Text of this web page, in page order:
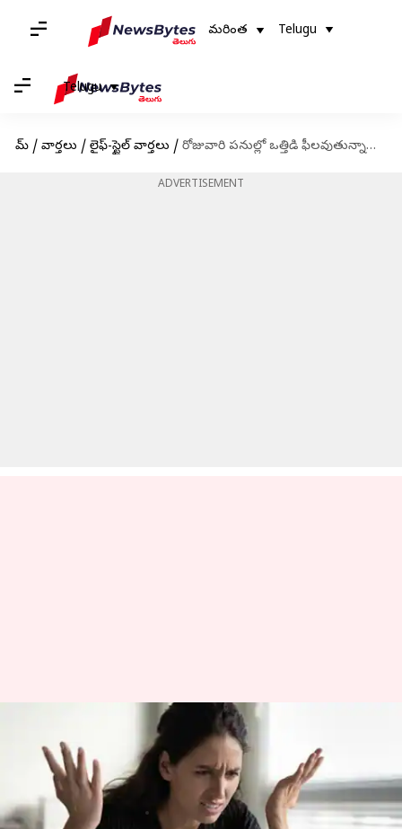
మరింత Telugu
Telugu
హోమ్ / వార్తలు / లైఫ్-స్టైల్ వార్తలు / రోజువారి పనుల్లో ఒత్తిడి ఫీలవుతున్నారా? మీ రోగనిరోధక శక్తి తగ్గిపోయి ఎదురయ్యే సమస్యలు
ADVERTISEMENT
రోజువారి పనుల్లో ఒత్తిడి
ఫీలవుతున్నారా? మీ రోగనిరోధక శక్తి
తగ్గిపోయి ఎదురయ్యే సమస్యలు
వ్రాసిన వారు Sriram Pranateja Jan 03, 2023 02:44 pm